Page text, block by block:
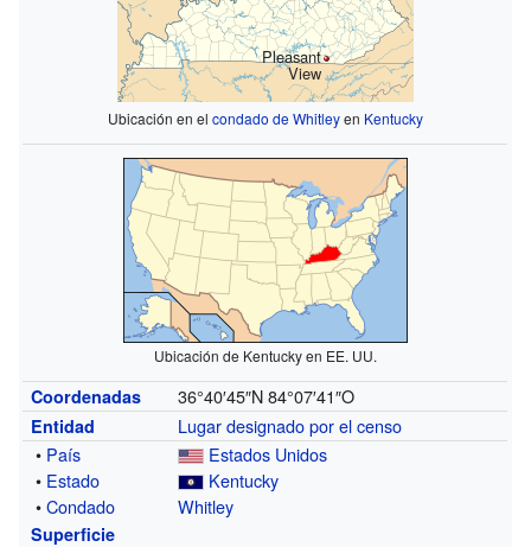
Pleasant
View
Ubicación en el condado de Whitleyen Kentucky
Ubicación de Kentucky en EE. UU.
Coordenadas 36°40′45″N 84°07′41″O
Entidad
Lugar designado por el censo
• País
Estados Unidos
• Estado
Kentucky
•Condado Whitley
Superficie